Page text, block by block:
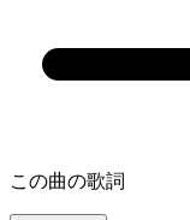
この曲の歌詞